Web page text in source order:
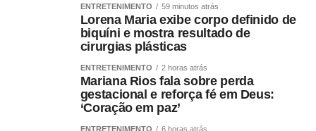
como hipertensão, diabetes, apneia do sono e colesterol
elevado afetam os vasos sanguíneos que irrigam tanto o
coração quanto o cérebro.
Por isso, preservar músculo é muito mais do que uma
questão estética. É uma estratégia de proteção
metabólica, cardiovascular, funcional e possivelmente
ENTRETENIMENTO 59 minutos atrás
Lorena Maria exibe corpo definido de
biquíni e mostra resultado de
cirurgias plásticas
ENTRETENIMENTO 2 horas atrás
Mariana Rios fala sobre perda
gestacional e reforça fé em Deus:
‘Coração em paz’
ENTRETENIMENTO 6 horas atrás